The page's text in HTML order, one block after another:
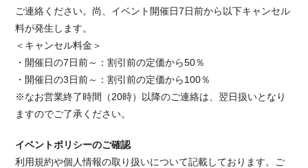
ご連絡ください。 尚、イベント開催日7日前から以下キャンセル
料が発生します。
＜キャンセル料金＞
・開催日の7日前～：割引前の定価から50％
・開催日の3日前～：割引前の定価から100％
※なお営業終了時間（20時）以降のご連絡は、翌日扱いとなり
ますのでご了承ください。
イベントポリシーのご確認
利用規約や個人情報の取り扱いについて記載しております。ご